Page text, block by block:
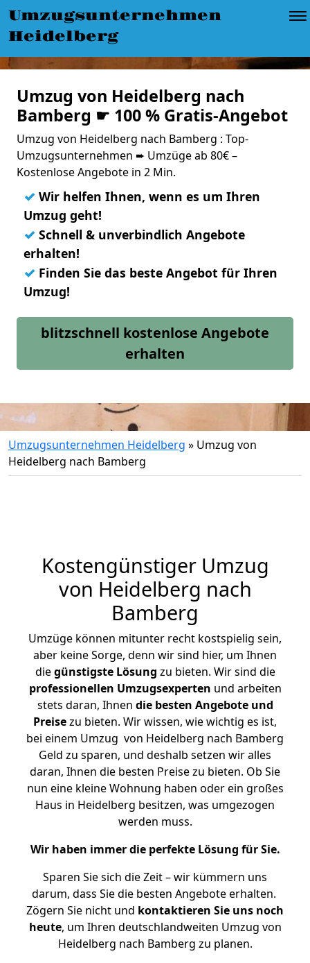
Umzugsunternehmen
Heidelberg
Umzug von Heidelberg nach
Bamberg ☛ 100 % Gratis-Angebot
Umzug von Heidelberg nach Bamberg : Top-
Umzugsunternehmen ➨ Umzüge ab 80€ –
Kostenlose Angebote in 2 Min.
✓ Wir helfen Ihnen, wenn es um Ihren
Umzug geht!
✓ Schnell & unverbindlich Angebote
erhalten!
✓ Finden Sie das beste Angebot für Ihren
Umzug!
blitzschnell kostenlose Angebote
erhalten
Umzugsunternehmen Heidelberg » Umzug von
Heidelberg nach Bamberg
Kostengünstiger Umzug
von Heidelberg nach
Bamberg
Umzüge können mitunter recht kostspielig sein,
aber keine Sorge, denn wir sind hier, um Ihnen
diegünstigste Lösung zu bieten. Wir sind die
professionellen Umzugsexperten und arbeiten
stets daran, Ihnen die besten Angebote und
Preisezu bieten. Wir wissen, wie wichtig es ist,
bei einem Umzug von Heidelberg nach Bamberg
Geld zu sparen, und deshalb setzen wir alles
daran, Ihnen die besten Preise zu bieten. Ob Sie
nun eine kleine Wohnung haben oder ein großes
Haus in Heidelberg besitzen, was umgezogen
werden muss.
Wir haben immer die perfekte Lösung für Sie.
Sparen Sie sich die Zeit – wir kümmern uns
darum, dass Sie die besten Angebote erhalten.
Zögern Sie nicht und kontaktieren Sie uns noch
heute, um Ihren deutschlandweiten Umzug von
Heidelberg nach Bamberg zu planen.